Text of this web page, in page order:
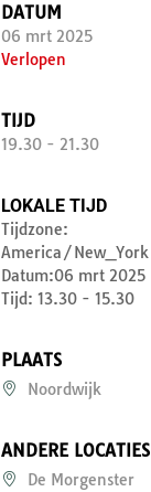
DATUM
06 mrt 2025
Verlopen
TIJD
19.30 - 21.30
LOKALE TIJD
Tijdzone:
America/New_York
Datum:06 mrt 2025
Tijd: 13.30 - 15.30
PLAATS
Noordwijk
ANDERE LOCATIES
De Morgenster